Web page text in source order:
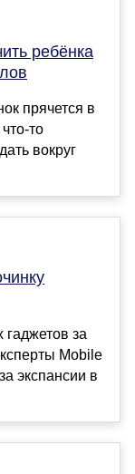
ребёнка
прячется в
то
вокруг
за
Mobile
экспансии в